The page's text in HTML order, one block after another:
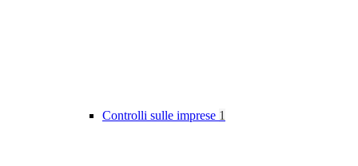
Controlli sulle imprese 1